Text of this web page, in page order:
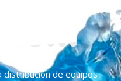
distribución de equipos